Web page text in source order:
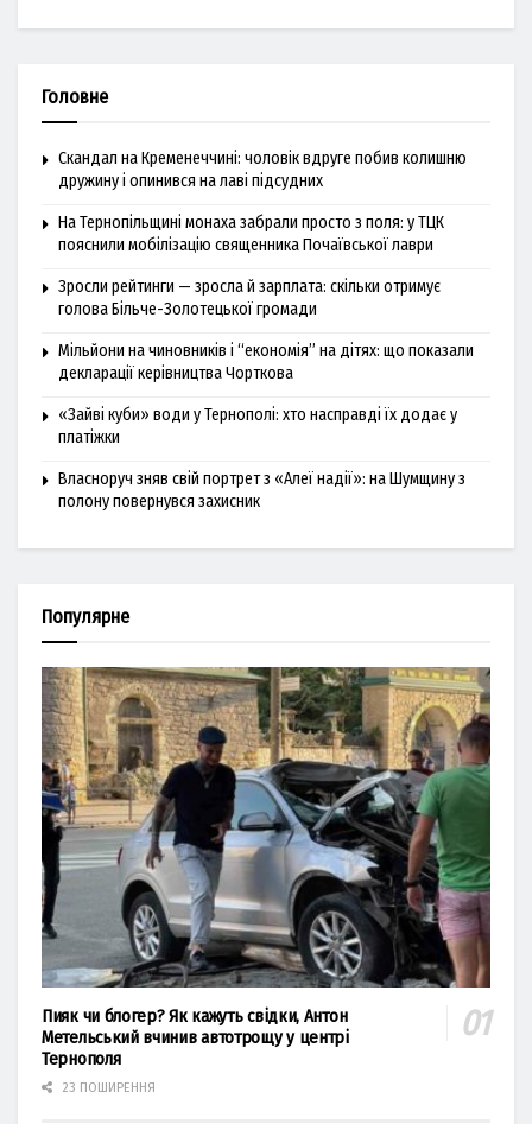
Головне
Скандал на Кременеччині: чоловік вдруге побив колишню
дружину і опинився на лаві підсудних
На Тернопільщині монаха забрали просто з поля: у ТЦК
пояснили мобілізацію священника Почаївської лаври
Зросли рейтинги — зросла й зарплата: скільки отримує
голова Більче-Золотецької громади
Мільйони на чиновників і “економія” на дітях: що показали
декларації керівництва Чорткова
«Зайві куби» води у Тернополі: хто насправді їх додає у
платіжки
Власноруч зняв свій портрет з «Алеї надії»: на Шумщину з
полону повернувся захисник
Популярне
Пияк чи блогер? Як кажуть свідки, Антон
Метельський вчинив автотрощу у центрі
Тернополя
23 ПОШИРЕННЯ